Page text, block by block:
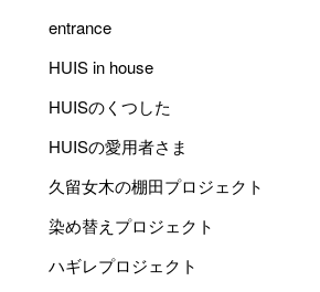
entrance
HUIS in house
HUISのくつした
HUISの愛用者さま
久留女木の棚田プロジェクト
染め替えプロジェクト
ハギレプロジェクト